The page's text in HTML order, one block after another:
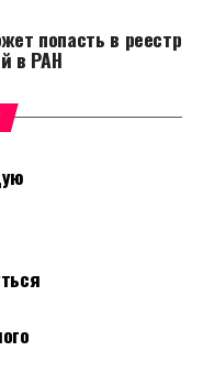
попасть в реестр
в РАН